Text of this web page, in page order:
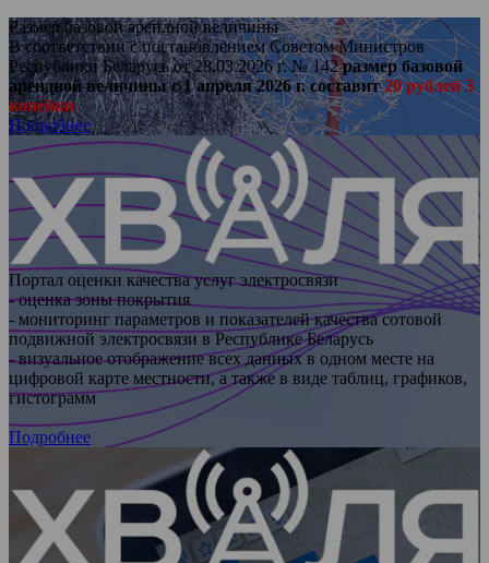
Размер базовой арендной величины
В соответствии с постановлением Советом Министров
Республики Беларусь от 28.03.2026 г. № 142размер базовой
арендной величины с 1 апреля 2026 г. составит20 рублей 3
копейки
Подробнее
Портал оценки качества услуг электросвязи
- оценка зоны покрытия
- мониторинг параметров и показателей качества сотовой
подвижной электросвязи в Республике Беларусь
- визуальное отображение всех данных в одном месте на
цифровой карте местности, а также в виде таблиц, графиков,
гистограмм
Подробнее